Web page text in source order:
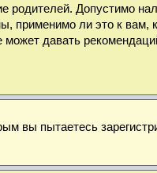
Допустимо
ли это к вам,
давать
вы пытаетесь